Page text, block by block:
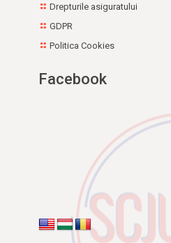
Drepturile asiguratului
GDPR
Politica Cookies
Facebook